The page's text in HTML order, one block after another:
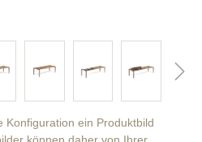
Konfiguration ein Produktbild